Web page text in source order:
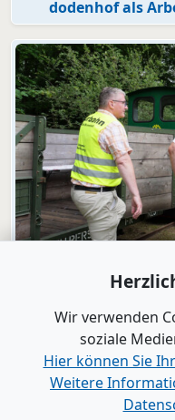
dodenhof als
"Wir wollen
Alle
Wir verwenden
soziale
Hier können Sie
Weitere